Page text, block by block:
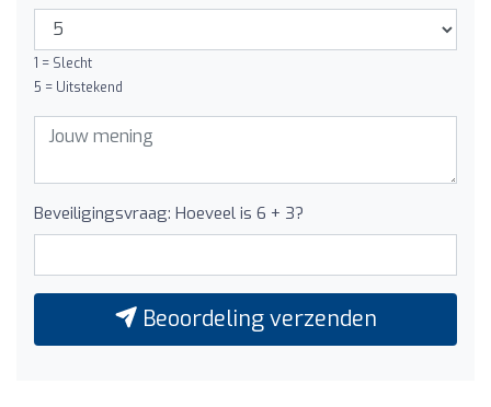
1 = Slecht
5 = Uitstekend
Beveiligingsvraag: Hoeveel is 6 + 3?
Beoordeling verzenden